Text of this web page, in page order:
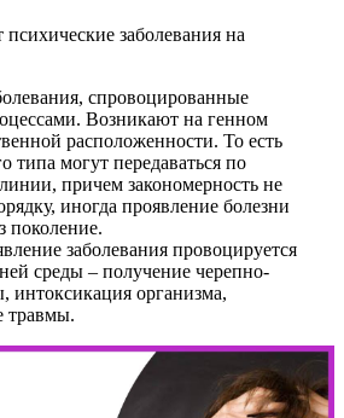
заболевания на
спровоцированные
Возникают на генном
расположенности. То есть
типа могут передаваться по
причем закономерность не
иногда проявление болезни
поколение.
заболевания провоцируется
среды – получение черепно-
интоксикация организма,
травмы.